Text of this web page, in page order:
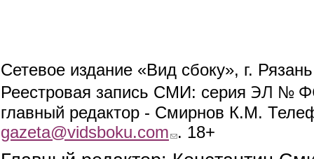
Сетевое издание «Вид сбоку», г.
Реестровая запись СМИ: серия ЭЛ №
главный редактор - Смирнов К.М.
gazeta@vidsboku.com (link sends e-mail)
. 18+